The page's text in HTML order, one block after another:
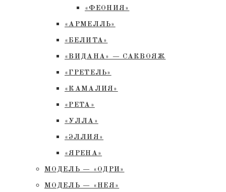
«ФЕОНИЯ»
«АРМЕЛЛЬ»
«БЕЛИТА»
«ВИДАНА» — САКВОЯЖ
«ГРЕТЕЛЬ»
«КАМАЛИЯ»
«РЕТА»
«УЛЛА»
«ЭЛЛИЯ»
«ЯРЕНА»
МОДЕЛЬ — «ОДРИ»
МОДЕЛЬ — «НЕЯ»